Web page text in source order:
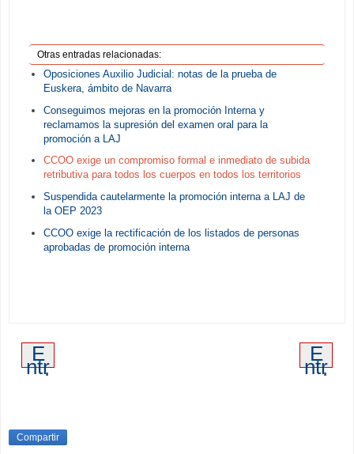
Otras entradas relacionadas:
Oposiciones Auxilio Judicial: notas de la prueba de
Euskera, ámbito de Navarra
Conseguimos mejoras en la promoción Interna y
reclamamos la supresión del examen oral para la
promoción a LAJ
CCOO exige un compromiso formal e inmediato de subida
retributiva para todos los cuerpos en todos los territorios
Suspendida cautelarmente la promoción interna a LAJ de
la OEP 2023
CCOO exige la rectificación de los listados de personas
aprobadas de promoción interna
E
ntr
ad
re
ci
E
ntr
ad
Compartir